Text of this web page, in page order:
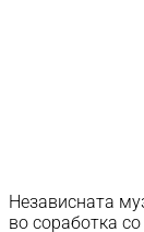
Независната
во соработка